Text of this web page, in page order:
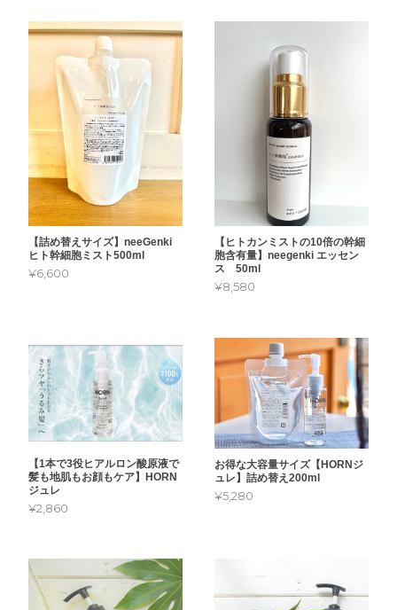
【詰め替えサイズ】neeGenki
ヒト幹細胞ミスト500ml
¥6,600
【ヒトカンミストの10倍の幹細
胞含有量】neegenki エッセン
ス 50ml
¥8,580
【1本で3役ヒアルロン酸原液で
髪も地肌もお顔もケア】HORN
ジュレ
¥2,860
お得な大容量サイズ【HORNジ
ュレ】詰め替え200ml
¥5,280